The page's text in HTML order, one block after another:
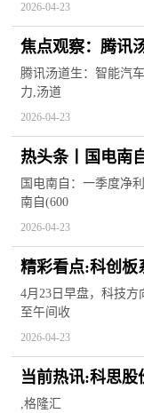
2026-04-23
焦点观察：腾讯
规模化、系统化
腾讯汤道生：智能汽
力,汤道
2026-04-23
热头条丨国电南
国电南自：一季度净
南自(600
2026-04-23
精彩看点:科创板
50ETF易方达（
（588020）等产
4月23日早盘，科技
至午间收
2026-04-23
当前热讯:科思股
4078.16万元 同比
,格隆汇